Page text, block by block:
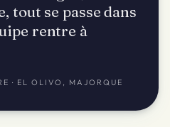
tout se passe dans
rentre à
· EL OLIVO, MAJORQUE